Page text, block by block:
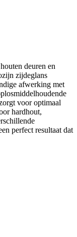
deuren en
zijdeglans
afwerking met
voor optimaal
hardhout,
perfect resultaat dat